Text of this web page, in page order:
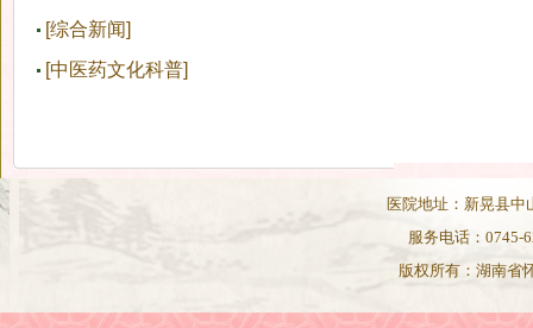
产科急救演练进行时……..
[综合新闻]
县中医医院扎实落实妇幼、计生综治工作
[中医药文化科普]
医院地址：新晃县中
服务电话：0745-
版权所有：湖南省